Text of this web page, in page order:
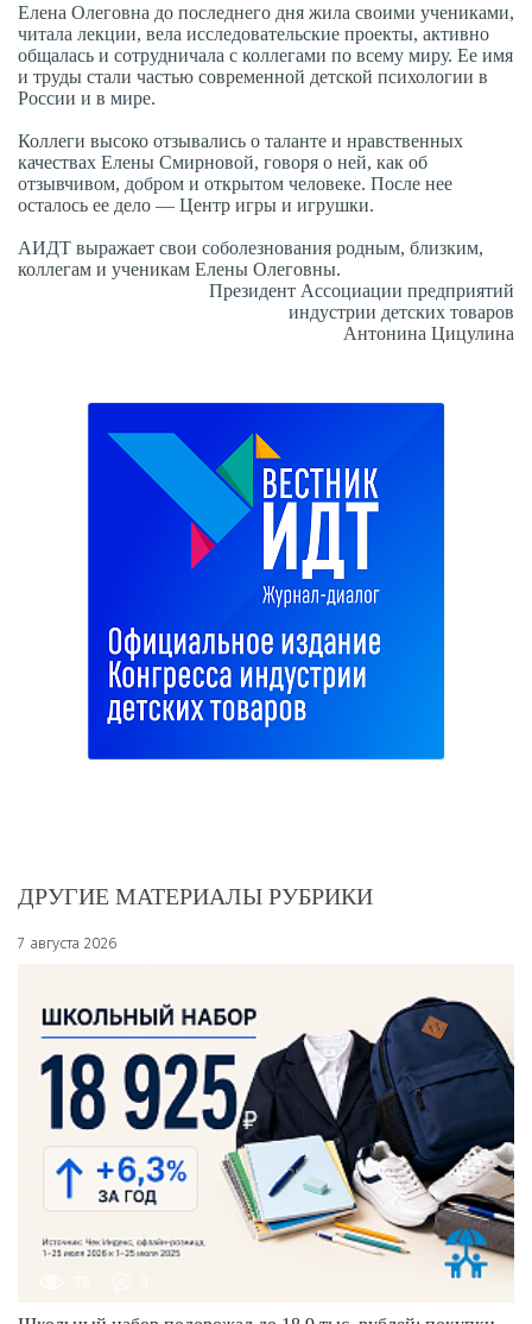
Елена Олеговна до последнего дня жила своими учениками,
читала лекции, вела исследовательские проекты, активно
общалась и сотрудничала с коллегами по всему миру. Ее имя
и труды стали частью современной детской психологии в
России и в мире.
Коллеги высоко отзывались о таланте и нравственных
качествах Елены Смирновой, говоря о ней, как об
отзывчивом, добром и открытом человеке. После нее
осталось ее дело — Центр игры и игрушки.
АИДТ выражает свои соболезнования родным, близким,
коллегам и ученикам Елены Олеговны.
Президент Ассоциации предприятий
индустрии детских товаров
Антонина Цицулина
ДРУГИЕ МАТЕРИАЛЫ РУБРИКИ
7 августа 2026